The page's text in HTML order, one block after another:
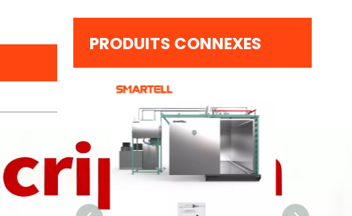
PRODUITS CONNEXES